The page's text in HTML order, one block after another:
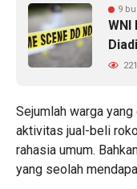
9
WNI
221
Sejumlah warga
aktivitas jual-beli
rahasia umum.
yang seolah